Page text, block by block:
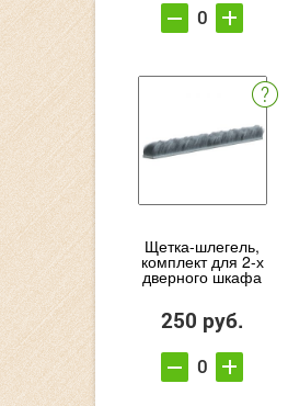
Щетка-шлегель,
комплект для 2-х
дверного шкафа
250 руб.